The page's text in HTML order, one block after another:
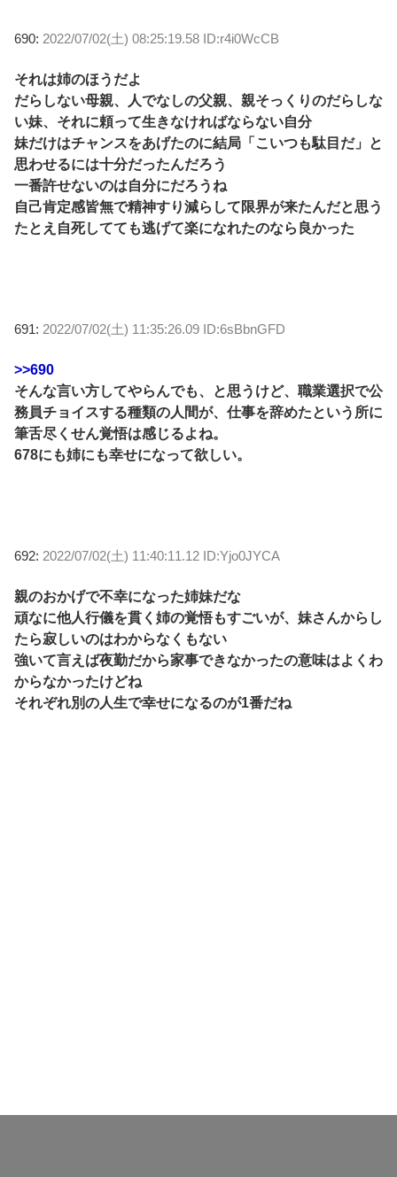
690: 2022/07/02(土) 08:25:19.58 ID:r4i0WcCB
それは姉のほうだよ
だらしない母親、人でなしの父親、親そっくりのだらしな
い妹、それに頼って生きなければならない自分
妹だけはチャンスをあげたのに結局「こいつも駄目だ」と
思わせるには十分だったんだろう
一番許せないのは自分にだろうね
自己肯定感皆無で精神すり減らして限界が来たんだと思う
たとえ自死してても逃げて楽になれたのなら良かった
691: 2022/07/02(土) 11:35:26.09 ID:6sBbnGFD
>>690
そんな言い方してやらんでも、と思うけど、職業選択で公
務員チョイスする種類の人間が、仕事を辞めたという所に
筆舌尽くせん覚悟は感じるよね。
678にも姉にも幸せになって欲しい。
692: 2022/07/02(土) 11:40:11.12 ID:Yjo0JYCA
親のおかげで不幸になった姉妹だな
頑なに他人行儀を貫く姉の覚悟もすごいが、妹さんからし
たら寂しいのはわからなくもない
強いて言えば夜勤だから家事できなかったの意味はよくわ
からなかったけどね
それぞれ別の人生で幸せになるのが1番だね